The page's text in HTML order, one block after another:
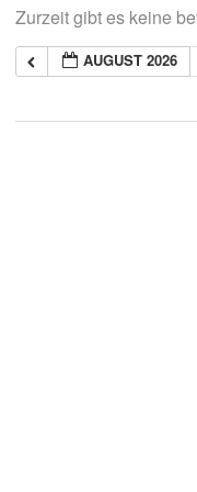
Zurzeit gibt es keine
AUGUST 2026